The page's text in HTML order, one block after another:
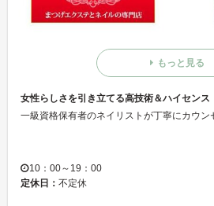
もっと見る
女性らしさを引き立てる高技術＆ハイセンス
10：00～19：00
定休日： 不定休